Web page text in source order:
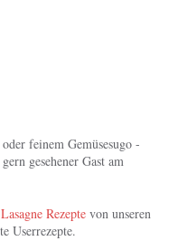
feinem Gemüsesugo -
gesehener Gast am
Lasagne Rezepte von unseren
Userrezepte.